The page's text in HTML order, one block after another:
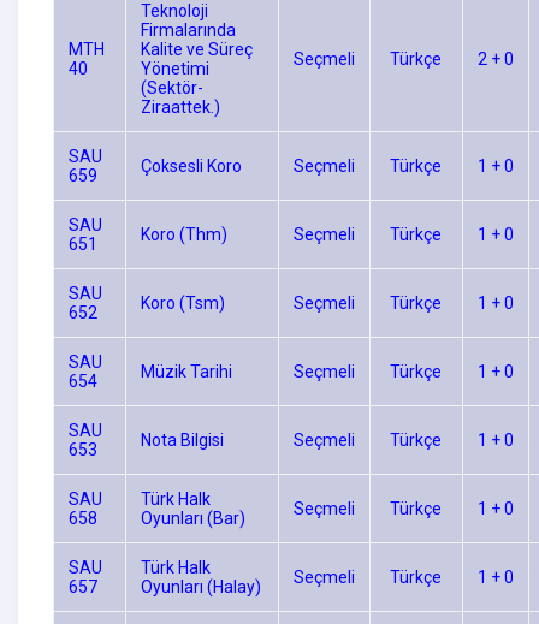
MTH
40
Teknoloji
Firmalarında
Kalite ve Süreç
Yönetimi
(Sektör-
Ziraattek.)
Seçmeli Türkçe 2 + 0
SAU
659
Çoksesli Koro Seçmeli Türkçe 1 + 0
SAU
651
Koro (Thm) Seçmeli Türkçe 1 + 0
SAU
652
Koro (Tsm) Seçmeli Türkçe 1 + 0
SAU
654
Müzik Tarihi Seçmeli Türkçe 1 + 0
SAU
653
Nota Bilgisi Seçmeli Türkçe 1 + 0
SAU
658
Türk Halk
Oyunları (Bar)
Seçmeli Türkçe 1 + 0
SAU
657
Türk Halk
Oyunları (Halay)
Seçmeli Türkçe 1 + 0